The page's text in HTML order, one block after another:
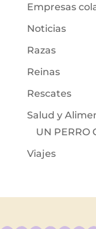
Empresas
Noticias
Razas
Reinas
Rescates
Salud y
UN PERRO
Viajes